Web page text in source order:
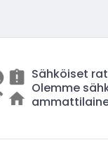
Sähköiset
Olemme